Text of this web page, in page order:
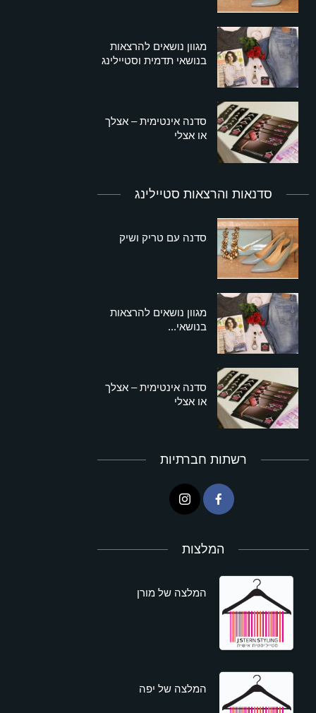
מגוון נושאים להרצאות
בנושאי תדמית וסטיילינג
סדנה אינטימית – אצלך
או אצלי
סדנאות והרצאות סטיילינג
סדנה עם טריק ושיק
מגוון נושאים להרצאות
בנושאי...
סדנה אינטימית – אצלך
או אצלי
רשתות חברתיות
המלצות
המלצה של מורן
המלצה של יפה